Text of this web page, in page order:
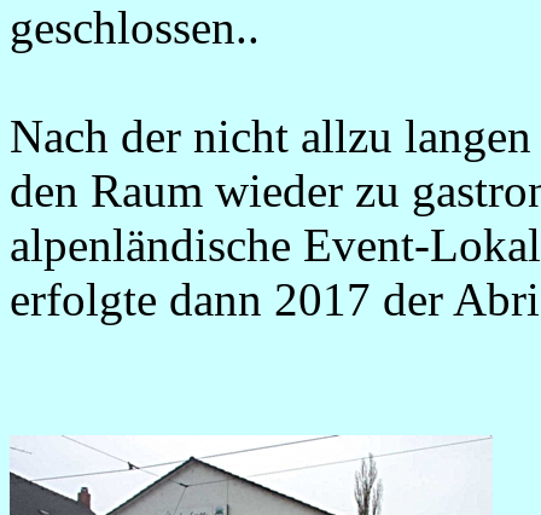
geschlossen..
Nach der nicht allzu
den Raum wieder zu
alpenländische Event-
erfolgte dann 2017 der